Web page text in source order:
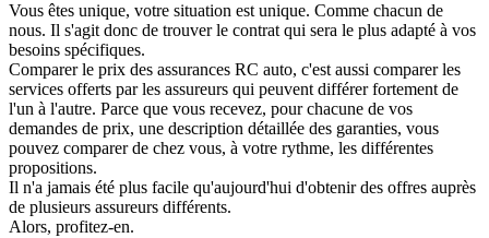
Vous êtes unique, votre situation est unique. Comme chacun de
nous. Il s'agit donc de trouver le contrat qui sera le plus adapté à vos
besoins spécifiques.
Comparer le prix des assurances RC auto, c'est aussi comparer les
services offerts par les assureurs qui peuvent différer fortement de
l'un à l'autre. Parce que vous recevez, pour chacune de vos
demandes de prix, une description détaillée des garanties, vous
pouvez comparer de chez vous, à votre rythme, les différentes
propositions.
Il n'a jamais été plus facile qu'aujourd'hui d'obtenir des offres auprès
de plusieurs assureurs différents.
Alors, profitez-en.